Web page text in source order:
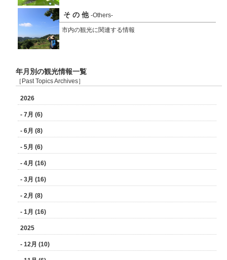
そ の 他 -Others-
市内の観光に関連する情報
年月別の観光情報一覧
［Past Topics Archives］
2026
- 7月 (6)
- 6月 (8)
- 5月 (6)
- 4月 (16)
- 3月 (16)
- 2月 (8)
- 1月 (16)
2025
- 12月 (10)